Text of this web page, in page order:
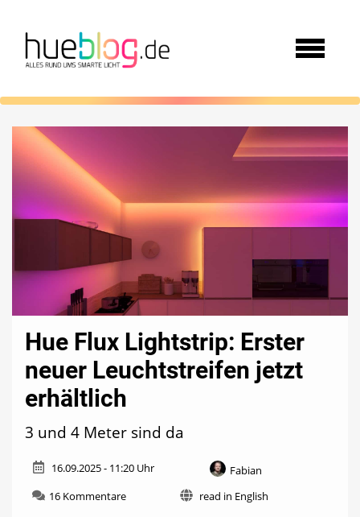
Hue Flux Lightstrip: Erster
neuer Leuchtstreifen jetzt
erhältlich
3 und 4 Meter sind da
16.09.2025 - 11:20 Uhr
Fabian
16 Kommentarezu
read in English